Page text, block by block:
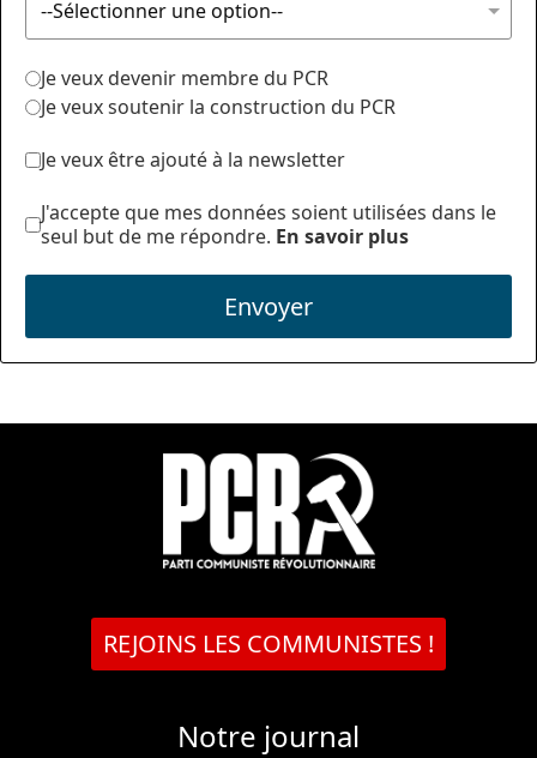
Je veux devenir membre du PCR
Je veux soutenir la construction du PCR
Je veux être ajouté à la newsletter
J'accepte que mes données soient utilisées dans le
seul but de me répondre. En savoir plus
Envoyer
REJOINS LES COMMUNISTES !
Notre journal